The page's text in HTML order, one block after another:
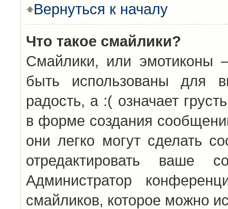
Вернуться к началу
Что такое смайлики?
Смайлики, или эмотиконы
быть использованы для
радость, а :( означает
в форме создания
они легко могут сделать
отредактировать ваше
Администратор
смайликов, которое можно